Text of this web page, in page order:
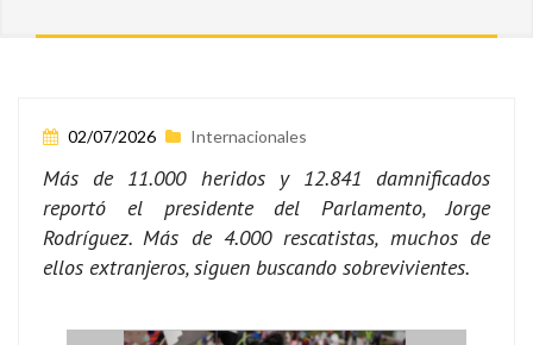
02/07/2026 Internacionales
Más de 11.000 heridos y 12.841 damnificados
reportó el presidente del Parlamento, Jorge
Rodríguez. Más de 4.000 rescatistas, muchos de
ellos extranjeros, siguen buscando sobrevivientes.